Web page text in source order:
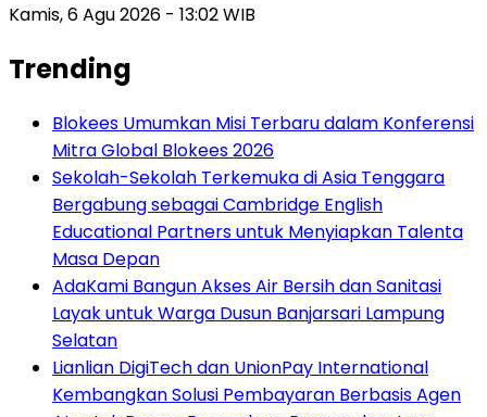
Kamis, 6 Agu 2026 - 13:02 WIB
Trending
Blokees Umumkan Misi Terbaru dalam Konferensi
Mitra Global Blokees 2026
Sekolah-Sekolah Terkemuka di Asia Tenggara
Bergabung sebagai Cambridge English
Educational Partners untuk Menyiapkan Talenta
Masa Depan
AdaKami Bangun Akses Air Bersih dan Sanitasi
Layak untuk Warga Dusun Banjarsari Lampung
Selatan
Lianlian DigiTech dan UnionPay International
Kembangkan Solusi Pembayaran Berbasis Agen